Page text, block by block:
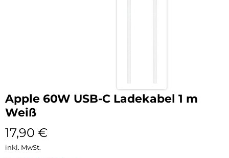
Apple 60W USB-C Ladekabel 1 m
Weiß
17,90 €
inkl. MwSt.